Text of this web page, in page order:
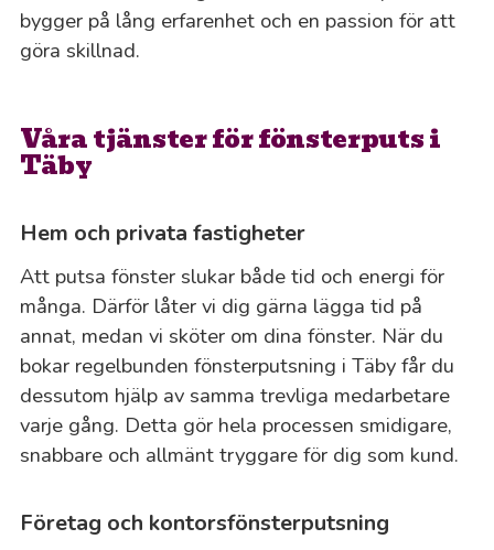
bygger på lång erfarenhet och en passion för att
göra skillnad.
Våra tjänster för fönsterputs i
Täby
Hem och privata fastigheter
Att putsa fönster slukar både tid och energi för
många. Därför låter vi dig gärna lägga tid på
annat, medan vi sköter om dina fönster. När du
bokar regelbunden fönsterputsning i Täby får du
dessutom hjälp av samma trevliga medarbetare
varje gång. Detta gör hela processen smidigare,
snabbare och allmänt tryggare för dig som kund.
Företag och kontorsfönsterputsning